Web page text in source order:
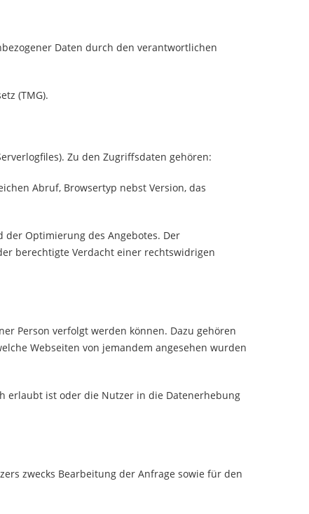
Daten durch den verantwortlichen
(TMG).
Zu den Zugriffsdaten gehören:
Abruf, Browsertyp nebst Version, das
Optimierung des Angebotes. Der
berechtigte Verdacht einer rechtswidrigen
Person verfolgt werden können. Dazu gehören
Webseiten von jemandem angesehen wurden
erlaubt ist oder die Nutzer in die Datenerhebung
zwecks Bearbeitung der Anfrage sowie für den